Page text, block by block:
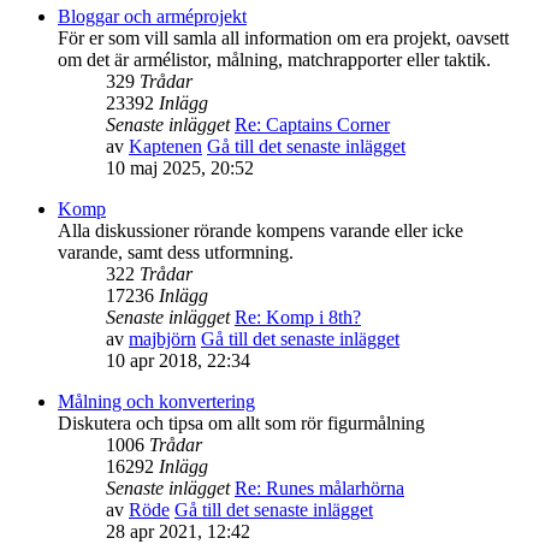
Bloggar och arméprojekt
För er som vill samla all information om era projekt, oavsett
om det är armélistor, målning, matchrapporter eller taktik.
329 Trådar
23392 Inlägg
Senaste inlägget Re: Captains Corner
av Kaptenen Gå till det senaste inlägget
10 maj 2025, 20:52
Komp
Alla diskussioner rörande kompens varande eller icke
varande, samt dess utformning.
322 Trådar
17236 Inlägg
Senaste inlägget Re: Komp i 8th?
av majbjörn Gå till det senaste inlägget
10 apr 2018, 22:34
Målning och konvertering
Diskutera och tipsa om allt som rör figurmålning
1006 Trådar
16292 Inlägg
Senaste inlägget Re: Runes målarhörna
av Röde Gå till det senaste inlägget
28 apr 2021, 12:42